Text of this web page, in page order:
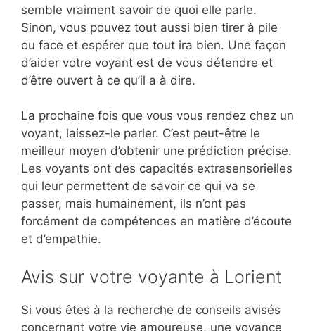
semble vraiment savoir de quoi elle parle.
Sinon, vous pouvez tout aussi bien tirer à pile
ou face et espérer que tout ira bien. Une façon
d’aider votre voyant est de vous détendre et
d’être ouvert à ce qu’il a à dire.
La prochaine fois que vous vous rendez chez un
voyant, laissez-le parler. C’est peut-être le
meilleur moyen d’obtenir une prédiction précise.
Les voyants ont des capacités extrasensorielles
qui leur permettent de savoir ce qui va se
passer, mais humainement, ils n’ont pas
forcément de compétences en matière d’écoute
et d’empathie.
Avis sur votre voyante à Lorient
Si vous êtes à la recherche de conseils avisés
concernant votre vie amoureuse, une voyance